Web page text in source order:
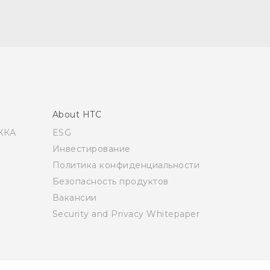
About HTC
ESG
Инвестирование
Политика конфиденциальности
Безопасность продуктов
Вакансии
Security and Privacy Whitepaper